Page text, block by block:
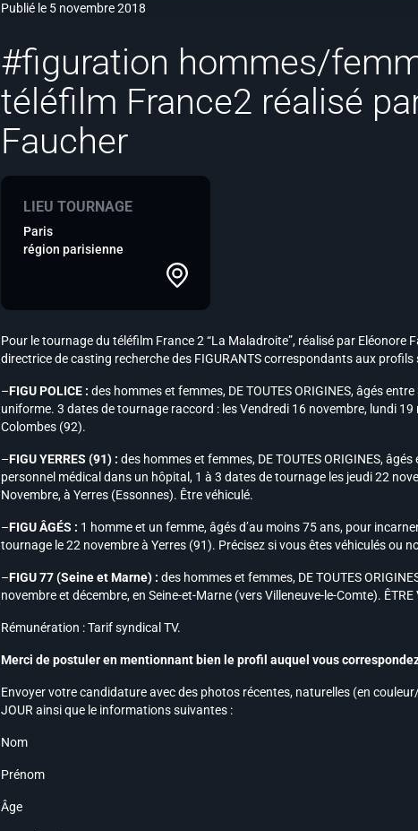
Publié le 5 novembre 2018
#figuration hommes/
téléfilm France2 réalisé
Faucher
LIEU TOURNAGE
Paris
région parisienne
Pour le tournage du téléfilm France 2 “La Maladroite”, réalisé par Eléonore
directrice de casting recherche des FIGURANTS correspondants aux profils
–FIGU POLICE : des hommes et femmes, DE TOUTES ORIGINES, âgés
uniforme. 3 dates de tournage raccord : les Vendredi 16 novembre, lundi
Colombes (92).
–FIGU YERRES (91) : des hommes et femmes, DE TOUTES ORIGINES,
personnel médical dans un hôpital, 1 à 3 dates de tournage les jeudi 22
Novembre, à Yerres (Essonnes). Être véhiculé.
–FIGU ÂGÉS : 1 homme et un femme, âgés d’au moins 75 ans, pour
tournage le 22 novembre à Yerres (91). Précisez si vous êtes véhiculés ou
–FIGU 77 (Seine et Marne) : des hommes et femmes, DE TOUTES
novembre et décembre, en Seine-et-Marne (vers Villeneuve-le-Comte). ÊTRE
Rémunération : Tarif syndical TV.
Merci de postuler enmentionnant bien le profil auquel vous
Envoyer votre candidature avec des photos récentes, naturelles (en
JOUR ainsi que le informations suivantes :
Nom
Prénom
Âge